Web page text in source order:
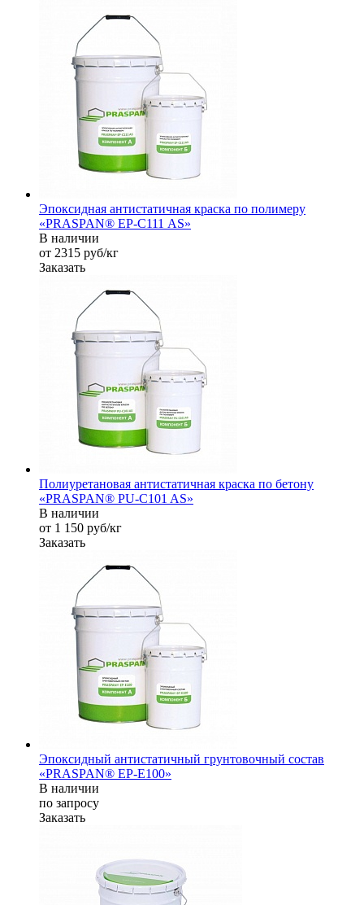
Эпоксидная антистатичная краска по полимеру
«PRASPAN® EP-С111 AS»
В наличии
от 2315 руб/кг
Заказать
Полиуретановая антистатичная краска по бетону
«PRASPAN® PU-C101 AS»
В наличии
от 1 150 руб/кг
Заказать
Эпоксидный антистатичный грунтовочный состав
«PRASPAN® ЕР-E100»
В наличии
по запросу
Заказать